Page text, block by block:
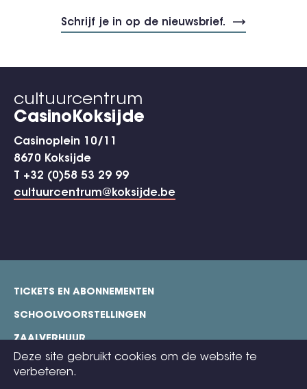
cultuurcentrum
CasinoKoksijde
Casinoplein 10/11
8670 Koksijde
T +32 (0)58 53 29 99
cultuurcentrum@koksijde.be
Deze site gebruikt cookies om de website te
verbeteren.
footer
TICKETS EN ABONNEMENTEN
SCHOOLVOORSTELLINGEN
ZAALVERHUUR
TECHNISCHE FICHES